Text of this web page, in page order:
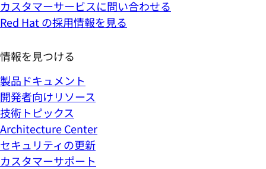
カスタマーサービスに問い合わせる
Red Hat の採用情報を見る
情報を見つける
製品ドキュメント
開発者向けリソース
技術トピックス
Architecture Center
セキュリティの更新
カスタマーサポート